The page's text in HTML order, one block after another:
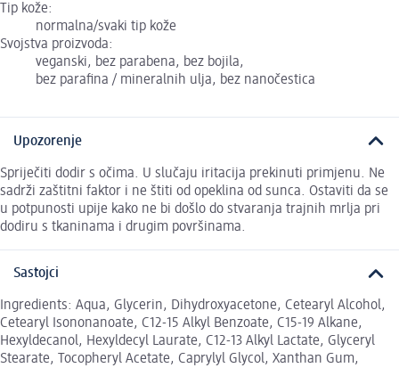
Tip kože:
normalna/svaki tip kože
Svojstva proizvoda:
veganski, bez parabena, bez bojila,
bez parafina / mineralnih ulja, bez nanočestica
Upozorenje
Spriječiti dodir s očima. U slučaju iritacija prekinuti primjenu. Ne
sadrži zaštitni faktor i ne štiti od opeklina od sunca. Ostaviti da se
u potpunosti upije kako ne bi došlo do stvaranja trajnih mrlja pri
dodiru s tkaninama i drugim površinama.
Sastojci
Ingredients: Aqua, Glycerin, Dihydroxyacetone, Cetearyl Alcohol,
Cetearyl Isononanoate, C12-15 Alkyl Benzoate, C15-19 Alkane,
Hexyldecanol, Hexyldecyl Laurate, C12-13 Alkyl Lactate, Glyceryl
Stearate, Tocopheryl Acetate, Caprylyl Glycol, Xanthan Gum,